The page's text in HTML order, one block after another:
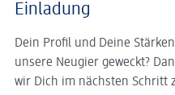
Einladung
Dein Profil und Deine
unsere Neugier geweckt?
wir Dich im nächsten Schritt